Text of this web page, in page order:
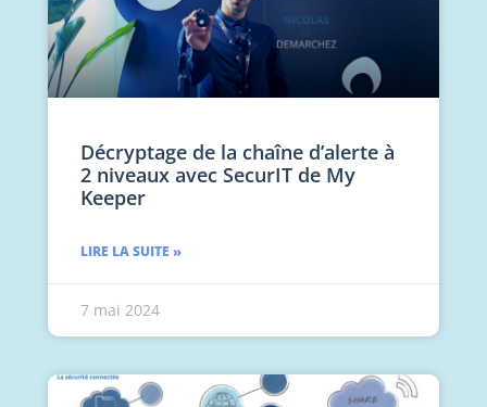
Décryptage de la chaîne d’alerte à
2 niveaux avec SecurIT de My
Keeper
LIRE LA SUITE »
7 mai 2024